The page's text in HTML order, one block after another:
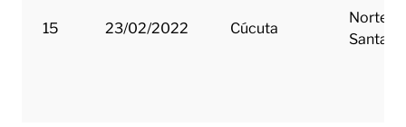
15 23/02/2022 Cúcuta
Norte